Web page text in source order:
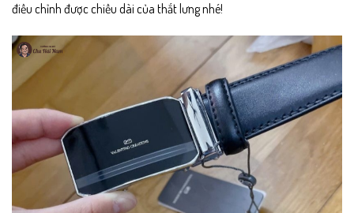
điều chỉnh được chiều dài của thắt lưng nhé!